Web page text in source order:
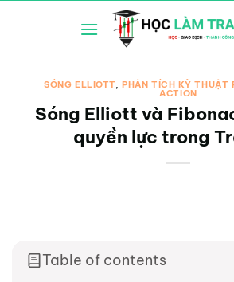
SÓNG ELLIOTT,PHÂN TÍCH KỸ THUẬT
ACTION
Sóng Elliott và
quyền lực trong
Table of contents